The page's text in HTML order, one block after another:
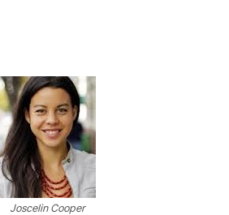
Joscelin Cooper